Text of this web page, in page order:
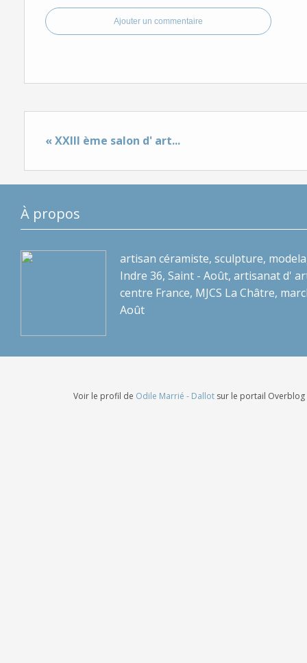
Ajouter un commentaire
« XXIII ème salon d' art...
À propos
artisan céramiste, sculpture,
Indre 36, Saint - Août, artisanat d'
centre France, MJCS La Châtre,
Août
Voir le profil de Odile Marrié - Dallotsur le portail Overblog